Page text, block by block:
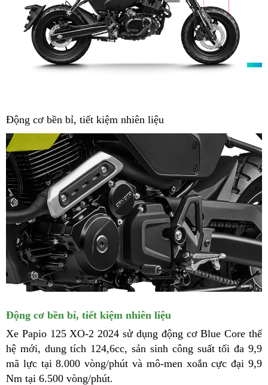
Động cơ bền bỉ, tiết kiệm nhiên liệu
Động cơ bền bỉ, tiết kiệm nhiên liệu
Xe Papio 125 XO-2 2024 sử dụng động cơ Blue Core thế
hệ mới, dung tích 124,6cc, sản sinh công suất tối đa 9,9
mã lực tại 8.000 vòng/phút và mô-men xoắn cực đại 9,9
Nm tại 6.500 vòng/phút.